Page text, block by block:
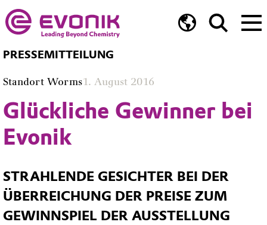
PRESSEMITTEILUNG
Standort Worms1. August 2016
Glückliche Gewinner bei
Evonik
STRAHLENDE GESICHTER BEI DER
ÜBERREICHUNG DER PREISE ZUM
GEWINNSPIEL DER AUSSTELLUNG